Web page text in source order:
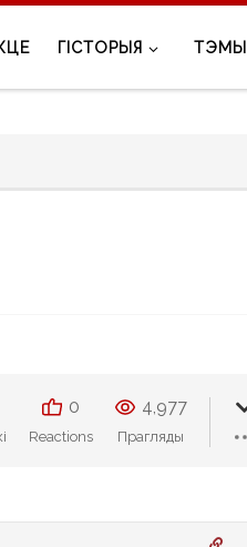
ГІСТОРЫЯ ТЭМЫ
0
Reactions
4,977
Прагляды